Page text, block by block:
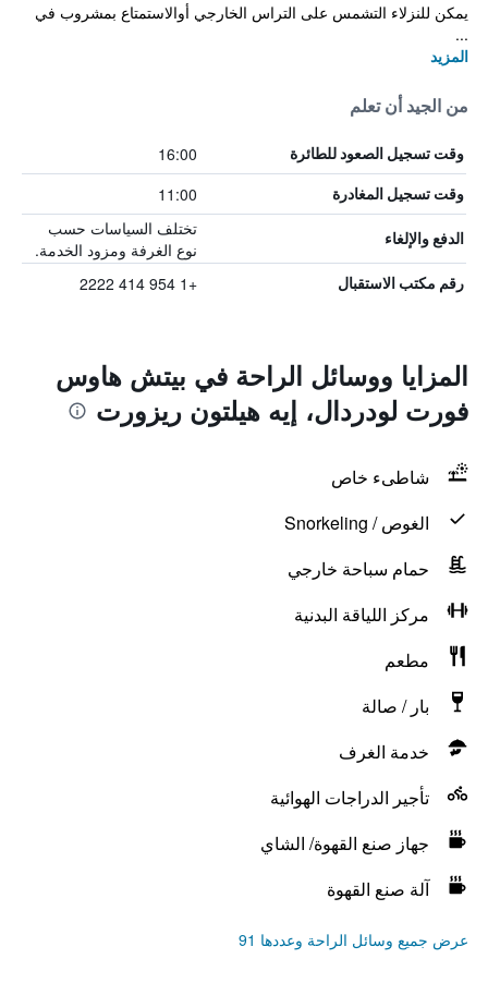
يمكن للنزلاء التشمس على التراس الخارجي أوالاستمتاع بمشروب في
...
المزيد
من الجيد أن تعلم
وقت تسجيل الصعود للطائرة 16:00
وقت تسجيل المغادرة 11:00
الدفع والإلغاء
تختلف السياسات حسب
نوع الغرفة ومزود الخدمة.
رقم مكتب الاستقبال +1 954 414 2222
المزايا ووسائل الراحة في بيتش هاوس
فورت لودردال، إيه هيلتون ريزورت
شاطىء خاص
الغوص / Snorkeling
حمام سباحة خارجي
مركز اللياقة البدنية
مطعم
بار / صالة
خدمة الغرف
تأجير الدراجات الهوائية
جهاز صنع القهوة/ الشاي
آلة صنع القهوة
عرض جميع وسائل الراحة وعددها 91